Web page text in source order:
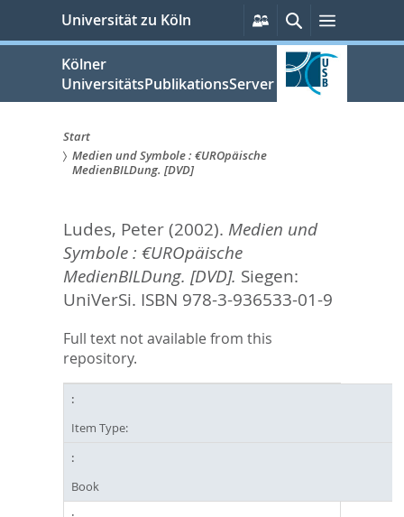
springen
Universität zu Köln
Persönliche
Services
SucheMenü
Kölner
UniversitätsPublikationsServer
Sie
hier:
Start
Medien und Symbole : €UROpäische
MedienBILDung. [DVD]
Ludes, Peter(2002). Medien und
Symbole : €UROpäische
MedienBILDung. [DVD]. Siegen:
UniVerSi. ISBN 978-3-936533-01-9
Full text not available from this
repository.
Item Type:
Book